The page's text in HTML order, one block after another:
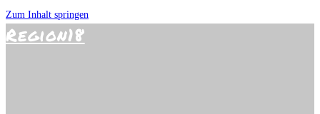
Zum Inhalt springen
Region18